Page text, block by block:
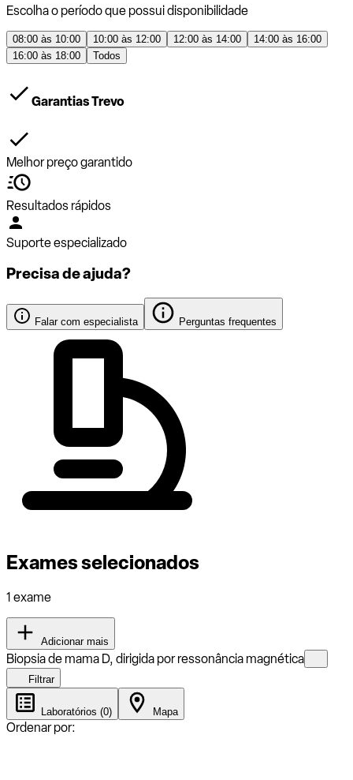
Escolha o período que possui disponibilidade
08:00 às 10:00 10:00 às 12:00 12:00 às 14:00
14:00 às 16:00
16:00 às 18:00
Todos
Garantias Trevo
Melhor preço garantido
Resultados rápidos
Suporte especializado
Precisa de ajuda?
Falar com especialista Perguntas frequentes
Exames selecionados
1 exame
Adicionar mais
Biopsia de mama D, dirigida por ressonância magnética
Filtrar
Laboratórios (0) Mapa
Ordenar por: